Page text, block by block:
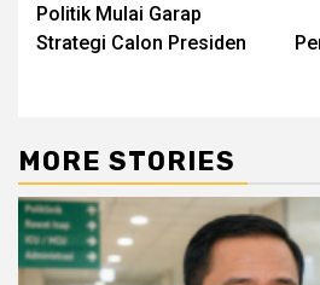
Politik Mulai Garap
Strategi Calon Presiden
MORE STORIES